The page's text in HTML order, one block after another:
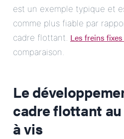
est un exemple typique et
comme plus fiable par
cadre flottant. Les freins
comparaison.
Le
cadre flottant
à vis